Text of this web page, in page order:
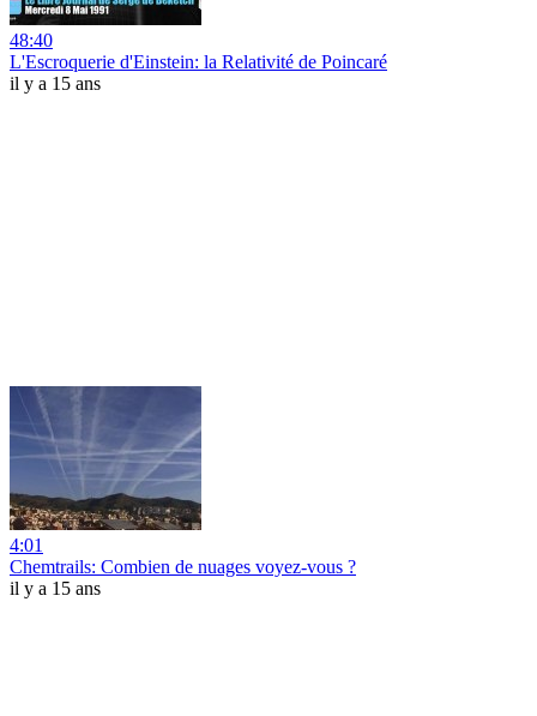
48:40
L'Escroquerie d'Einstein: la Relativité de Poincaré
il y a 15 ans
4:01
Chemtrails: Combien de nuages voyez-vous ?
il y a 15 ans